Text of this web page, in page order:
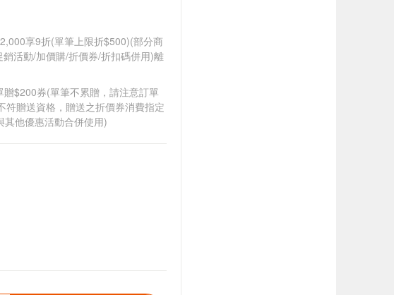
享9折(單筆上限折$500)(部分商
活動/加價購/折價券/折扣碼併用)離
$200券(單筆不累贈，請注意訂單
符贈送資格，贈送之折價券消費指定
他優惠活動合併使用)